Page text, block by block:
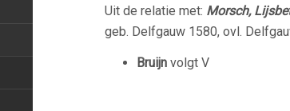
Uit de relatie met: Morsch,
geb. Delfgauw 1580, ovl.
Bruijn volgt V